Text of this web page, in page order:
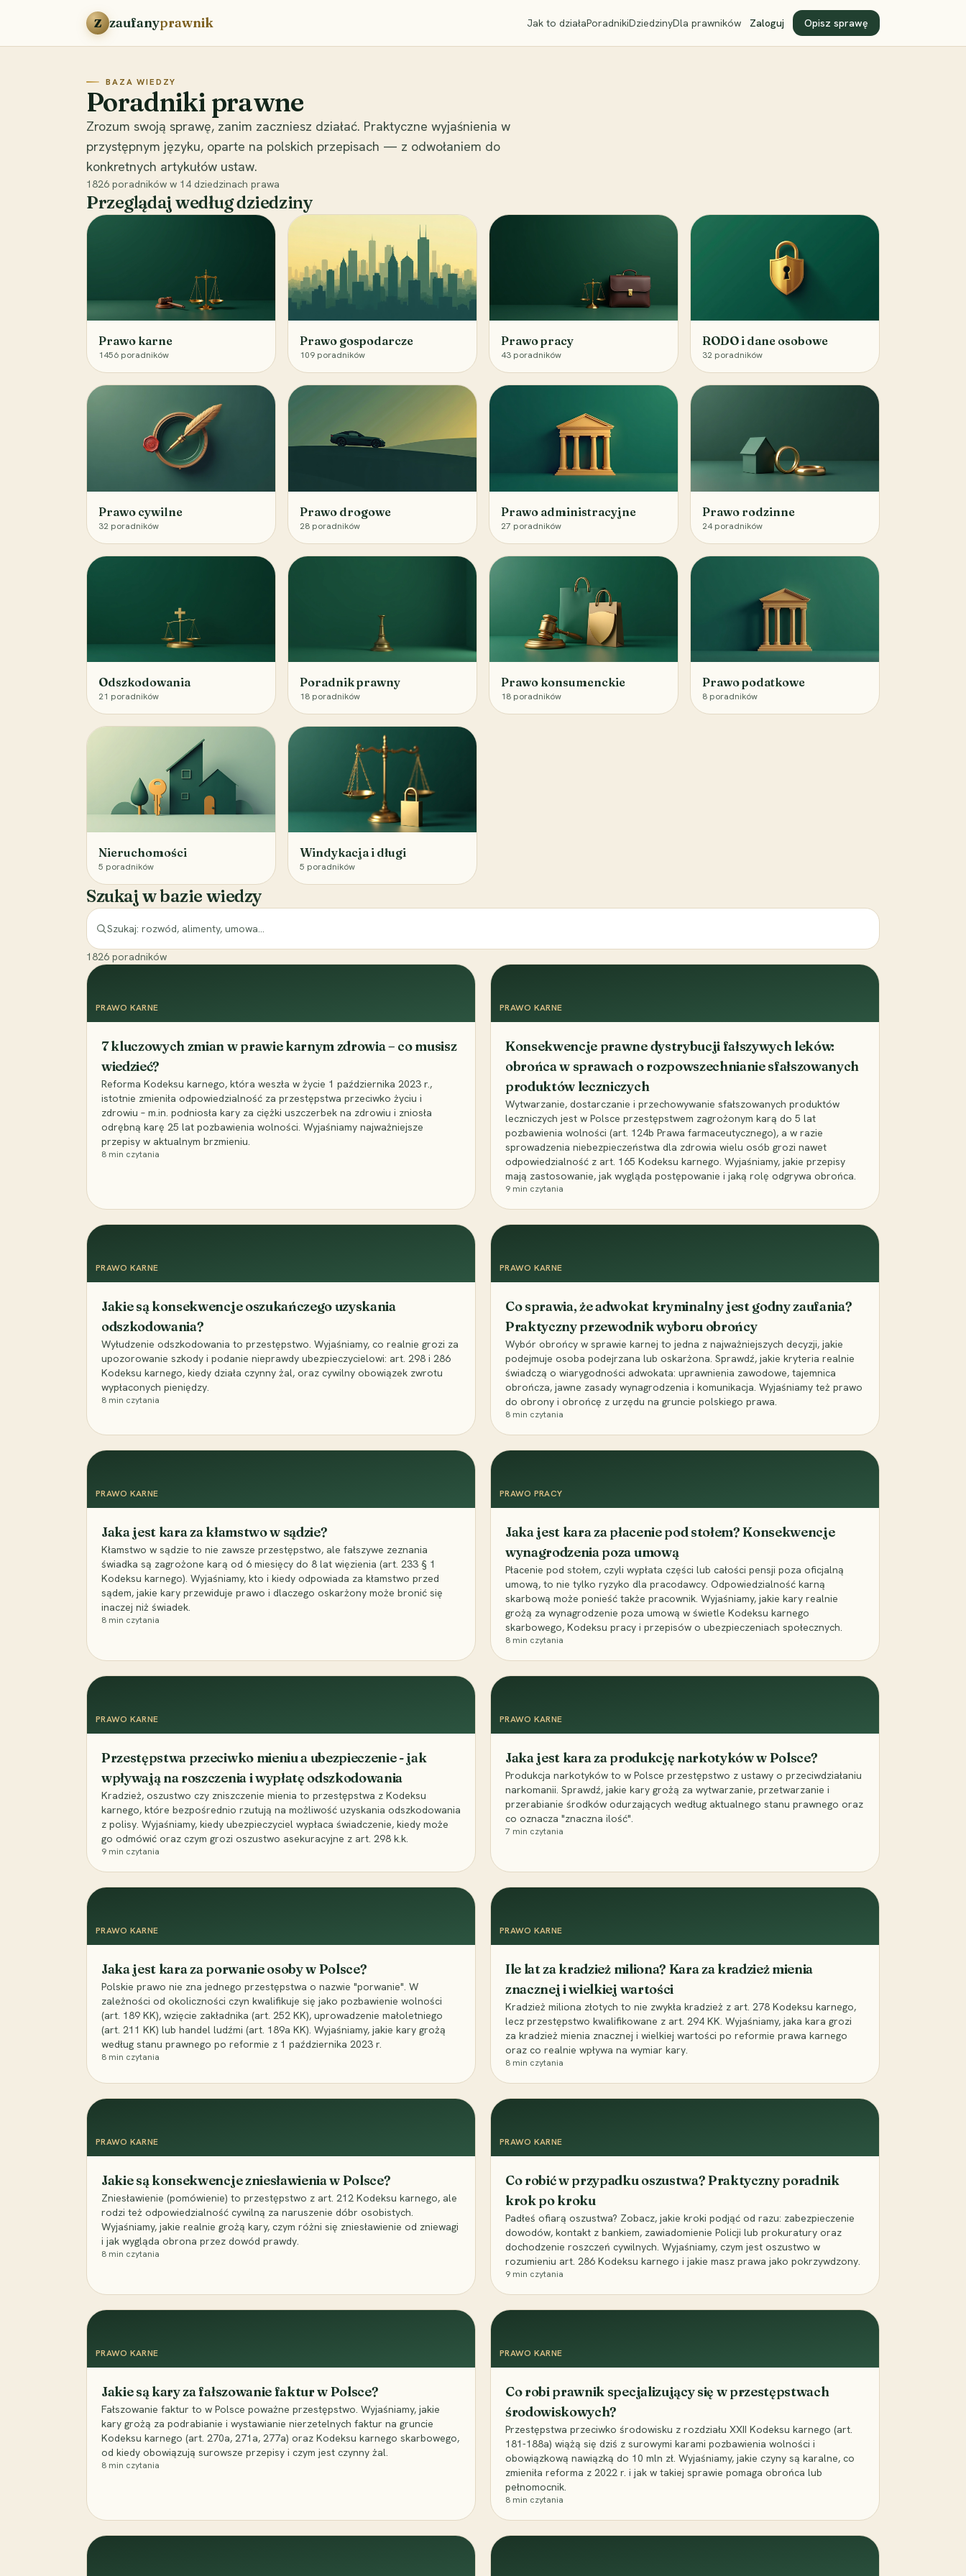
Przejdź do treści
Z zaufanyprawnik Jak to działaPoradnikiDziedzinyDla prawników Zaloguj Opisz sprawę
BAZA WIEDZY
Poradniki prawne
Zrozum swoją sprawę, zanim zaczniesz działać. Praktyczne wyjaśnienia w
przystępnym języku, oparte na polskich przepisach — z odwołaniem do
konkretnych artykułów ustaw.
1826 poradników w 14 dziedzinach prawa
Przeglądaj według dziedziny
Prawo karne
1456 poradników
Prawo gospodarcze
109 poradników
Prawo pracy
43 poradników
RODO i dane osobowe
32 poradników
Prawo cywilne
32 poradników
Prawo drogowe
28 poradników
Prawo administracyjne
27 poradników
Prawo rodzinne
24 poradników
Odszkodowania
21 poradników
Poradnik prawny
18 poradników
Prawo konsumenckie
18 poradników
Prawo podatkowe
8 poradników
Nieruchomości
5 poradników
Windykacja i długi
5 poradników
Szukaj w bazie wiedzy
1826 poradników
PRAWO KARNE
7 kluczowych zmian w prawie karnym zdrowia – co musisz
wiedzieć?
Reforma Kodeksu karnego, która weszła w życie 1 października 2023 r.,
istotnie zmieniła odpowiedzialność za przestępstwa przeciwko życiu i
zdrowiu – m.in. podniosła kary za ciężki uszczerbek na zdrowiu i zniosła
odrębną karę 25 lat pozbawienia wolności. Wyjaśniamy najważniejsze
przepisy w aktualnym brzmieniu.
8 min czytania
PRAWO KARNE
Konsekwencje prawne dystrybucji fałszywych leków:
obrońca w sprawach o rozpowszechnianie sfałszowanych
produktów leczniczych
Wytwarzanie, dostarczanie i przechowywanie sfałszowanych produktów
leczniczych jest w Polsce przestępstwem zagrożonym karą do 5 lat
pozbawienia wolności (art. 124b Prawa farmaceutycznego), a w razie
sprowadzenia niebezpieczeństwa dla zdrowia wielu osób grozi nawet
odpowiedzialność z art. 165 Kodeksu karnego. Wyjaśniamy, jakie przepisy
mają zastosowanie, jak wygląda postępowanie i jaką rolę odgrywa obrońca.
9 min czytania
PRAWO KARNE
Jakie są konsekwencje oszukańczego uzyskania
odszkodowania?
Wyłudzenie odszkodowania to przestępstwo. Wyjaśniamy, co realnie grozi za
upozorowanie szkody i podanie nieprawdy ubezpieczycielowi: art. 298 i 286
Kodeksu karnego, kiedy działa czynny żal, oraz cywilny obowiązek zwrotu
wypłaconych pieniędzy.
8 min czytania
PRAWO KARNE
Co sprawia, że adwokat kryminalny jest godny zaufania?
Praktyczny przewodnik wyboru obrońcy
Wybór obrońcy w sprawie karnej to jedna z najważniejszych decyzji, jakie
podejmuje osoba podejrzana lub oskarżona. Sprawdź, jakie kryteria realnie
świadczą o wiarygodności adwokata: uprawnienia zawodowe, tajemnica
obrończa, jawne zasady wynagrodzenia i komunikacja. Wyjaśniamy też prawo
do obrony i obrońcę z urzędu na gruncie polskiego prawa.
8 min czytania
PRAWO KARNE
Jaka jest kara za kłamstwo w sądzie?
Kłamstwo w sądzie to nie zawsze przestępstwo, ale fałszywe zeznania
świadka są zagrożone karą od 6 miesięcy do 8 lat więzienia (art. 233 § 1
Kodeksu karnego). Wyjaśniamy, kto i kiedy odpowiada za kłamstwo przed
sądem, jakie kary przewiduje prawo i dlaczego oskarżony może bronić się
inaczej niż świadek.
8 min czytania
PRAWO PRACY
Jaka jest kara za płacenie pod stołem? Konsekwencje
wynagrodzenia poza umową
Płacenie pod stołem, czyli wypłata części lub całości pensji poza oficjalną
umową, to nie tylko ryzyko dla pracodawcy. Odpowiedzialność karną
skarbową może ponieść także pracownik. Wyjaśniamy, jakie kary realnie
grożą za wynagrodzenie poza umową w świetle Kodeksu karnego
skarbowego, Kodeksu pracy i przepisów o ubezpieczeniach społecznych.
8 min czytania
PRAWO KARNE
Przestępstwa przeciwko mieniu a ubezpieczenie - jak
wpływają na roszczenia i wypłatę odszkodowania
Kradzież, oszustwo czy zniszczenie mienia to przestępstwa z Kodeksu
karnego, które bezpośrednio rzutują na możliwość uzyskania odszkodowania
z polisy. Wyjaśniamy, kiedy ubezpieczyciel wypłaca świadczenie, kiedy może
go odmówić oraz czym grozi oszustwo asekuracyjne z art. 298 k.k.
9 min czytania
PRAWO KARNE
Jaka jest kara za produkcję narkotyków w Polsce?
Produkcja narkotyków to w Polsce przestępstwo z ustawy o przeciwdziałaniu
narkomanii. Sprawdź, jakie kary grożą za wytwarzanie, przetwarzanie i
przerabianie środków odurzających według aktualnego stanu prawnego oraz
co oznacza "znaczna ilość".
7 min czytania
PRAWO KARNE
Jaka jest kara za porwanie osoby w Polsce?
Polskie prawo nie zna jednego przestępstwa o nazwie "porwanie". W
zależności od okoliczności czyn kwalifikuje się jako pozbawienie wolności
(art. 189 KK), wzięcie zakładnika (art. 252 KK), uprowadzenie małoletniego
(art. 211 KK) lub handel ludźmi (art. 189a KK). Wyjaśniamy, jakie kary grożą
według stanu prawnego po reformie z 1 października 2023 r.
8 min czytania
PRAWO KARNE
Ile lat za kradzież miliona? Kara za kradzież mienia
znacznej i wielkiej wartości
Kradzież miliona złotych to nie zwykła kradzież z art. 278 Kodeksu karnego,
lecz przestępstwo kwalifikowane z art. 294 KK. Wyjaśniamy, jaka kara grozi
za kradzież mienia znacznej i wielkiej wartości po reformie prawa karnego
oraz co realnie wpływa na wymiar kary.
8 min czytania
PRAWO KARNE
Jakie są konsekwencje zniesławienia w Polsce?
Zniesławienie (pomówienie) to przestępstwo z art. 212 Kodeksu karnego, ale
rodzi też odpowiedzialność cywilną za naruszenie dóbr osobistych.
Wyjaśniamy, jakie realnie grożą kary, czym różni się zniesławienie od zniewagi
i jak wygląda obrona przez dowód prawdy.
8 min czytania
PRAWO KARNE
Co robić w przypadku oszustwa? Praktyczny poradnik
krok po kroku
Padłeś ofiarą oszustwa? Zobacz, jakie kroki podjąć od razu: zabezpieczenie
dowodów, kontakt z bankiem, zawiadomienie Policji lub prokuratury oraz
dochodzenie roszczeń cywilnych. Wyjaśniamy, czym jest oszustwo w
rozumieniu art. 286 Kodeksu karnego i jakie masz prawa jako pokrzywdzony.
9 min czytania
PRAWO KARNE
Jakie są kary za fałszowanie faktur w Polsce?
Fałszowanie faktur to w Polsce poważne przestępstwo. Wyjaśniamy, jakie
kary grożą za podrabianie i wystawianie nierzetelnych faktur na gruncie
Kodeksu karnego (art. 270a, 271a, 277a) oraz Kodeksu karnego skarbowego,
od kiedy obowiązują surowsze przepisy i czym jest czynny żal.
8 min czytania
PRAWO KARNE
Co robi prawnik specjalizujący się w przestępstwach
środowiskowych?
Przestępstwa przeciwko środowisku z rozdziału XXII Kodeksu karnego (art.
181-188a) wiążą się dziś z surowymi karami pozbawienia wolności i
obowiązkową nawiązką do 10 mln zł. Wyjaśniamy, jakie czyny są karalne, co
zmieniła reforma z 2022 r. i jak w takiej sprawie pomaga obrońca lub
pełnomocnik.
8 min czytania